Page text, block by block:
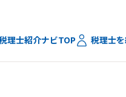
理士紹介ナビTOP 税理士